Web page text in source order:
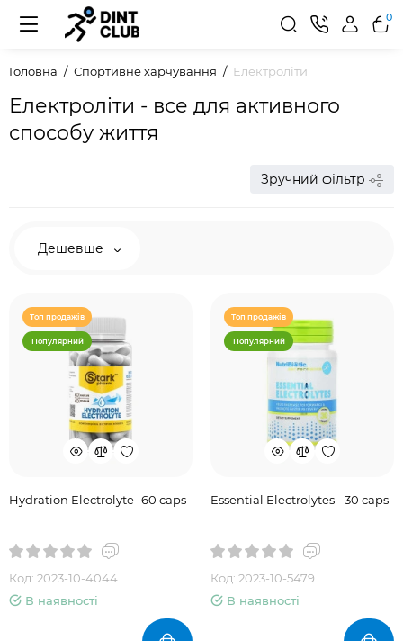
0
Головна Спортивне харчування Електроліти
Електроліти - все для активного
способу життя
Зручний фільтр
Дешевше
Топ продажів
Популярний
Hydration Electrolyte -60 caps
Код: 2023-10-4044
В наявності
Топ продажів
Популярний
Essential Electrolytes - 30 caps
Код: 2023-10-5479
В наявності